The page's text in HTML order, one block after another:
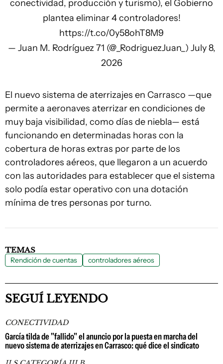
conectividad, producción y turismo), el Gobierno
plantea eliminar 4 controladores!
https://t.co/0y58ohT8M9
— Juan M. Rodríguez 71 (@_RodriguezJuan_) July 8,
2026
El nuevo sistema de aterrizajes en Carrasco —que
permite a aeronaves aterrizar en condiciones de
muy baja visibilidad, como días de niebla— está
funcionando en determinadas horas con la
cobertura de horas extras por parte de los
controladores aéreos, que llegaron a un acuerdo
con las autoridades para establecer que el sistema
solo podía estar operativo con una dotación
mínima de tres personas por turno.
TEMAS
Rendición de cuentas controladores aéreos
SEGUÍ LEYENDO
CONECTIVIDAD
García tilda de "fallido" el anuncio por la puesta en marcha del
nuevo sistema de aterrizajes en Carrasco: qué dice el sindicato